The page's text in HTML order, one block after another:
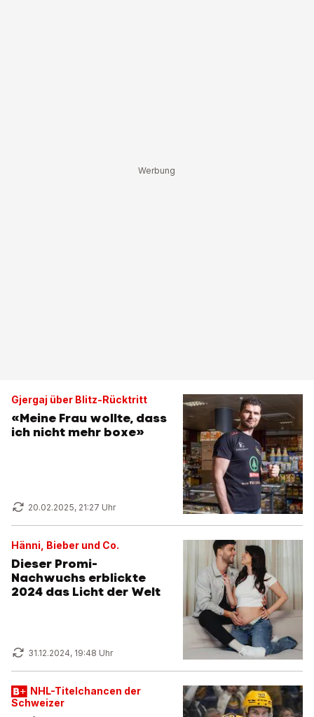
Gjergaj über Blitz-Rücktritt
«Meine Frau wollte, dass
ich nicht mehr boxe»
20.02.2025, 21:27 Uhr
Hänni, Bieber und Co.
Dieser Promi-
Nachwuchs erblickte
2024 das Licht der Welt
31.12.2024, 19:48 Uhr
NHL-Titelchancen der
Schweizer